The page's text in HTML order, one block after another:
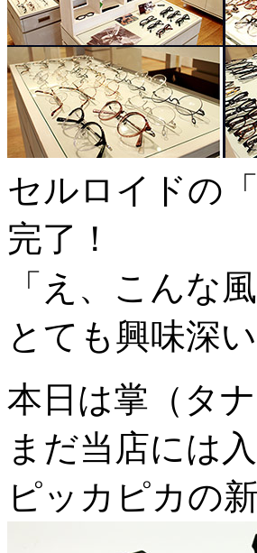
セルロイドの
完了！
「え、こんな
とても興味深
本日は掌（タ
まだ当店には
ピッカピカの